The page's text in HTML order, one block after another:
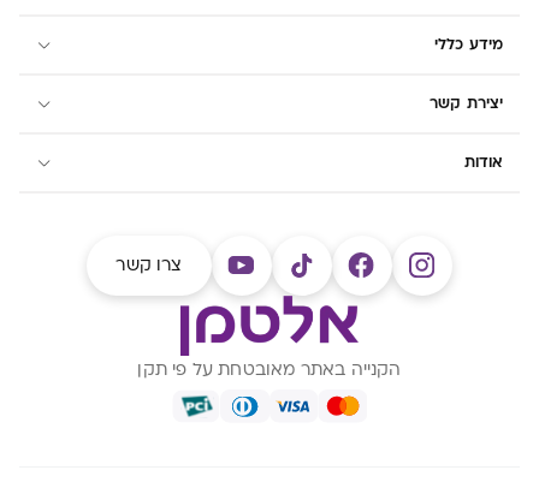
מידע כללי
יצירת קשר
אודות
צרו קשר
הקנייה באתר מאובטחת על פי תקן